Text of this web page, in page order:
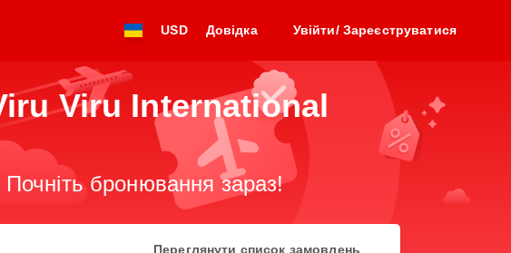
USD Довідка Увійти/ Зареєструватися
Viru International
бронювання зараз!
Переглянути список замовлень